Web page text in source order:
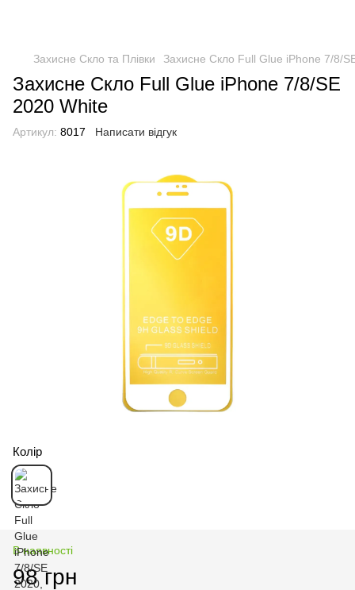
Захисне Скло та Плівки Захисне Скло Full Glue iPhone 7/8/
Захисне Скло Full Glue iPhone 7/8/SE
2020 White
Артикул: 8017 Написати відгук
Колір
В наявності
98 грн